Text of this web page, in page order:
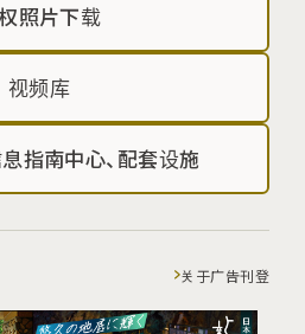
照片下载
视频库
指南中心、配套设施
关于广告刊登